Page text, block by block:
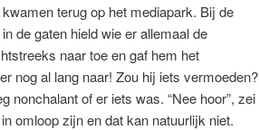
terug op het mediapark. Bij de
de gaten hield wie er allemaal de
naar toe en gaf hem het
nog al lang naar! Zou hij iets vermoeden?
nonchalant of er iets was. “Nee hoor”, zei
omloop zijn en dat kan natuurlijk niet.